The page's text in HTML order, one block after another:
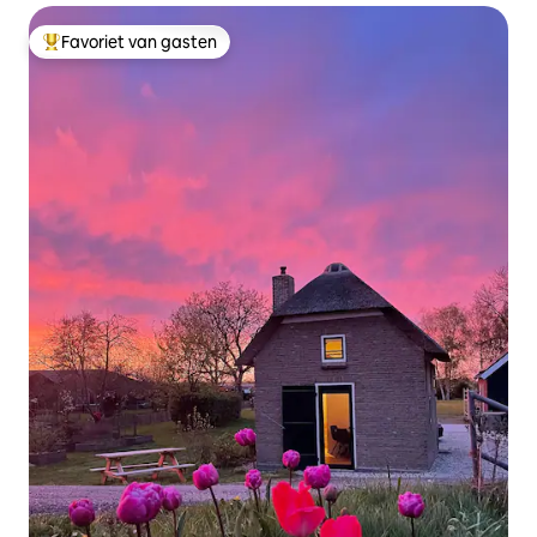
Topfavoriet van gasten
Favoriet van gasten